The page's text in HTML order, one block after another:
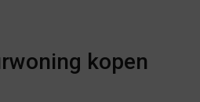
kopen